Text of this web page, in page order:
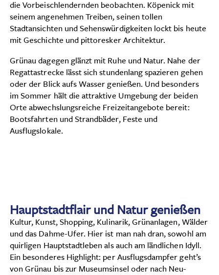
die Vorbeischlendernden beobachten. Köpenick mit
seinem angenehmen Treiben, seinen tollen
Stadtansichten und Sehenswürdigkeiten lockt bis heute
mit Geschichte und pittoresker Architektur.
Grünau dagegen glänzt mit Ruhe und Natur. Nahe der
Regattastrecke lässt sich stundenlang spazieren gehen
oder der Blick aufs Wasser genießen. Und besonders
im Sommer hält die attraktive Umgebung der beiden
Orte abwechslungsreiche Freizeitangebote bereit:
Bootsfahrten und Strandbäder, Feste und
Ausflugslokale.
Hauptstadtflair und Natur genießen
Kultur, Kunst, Shopping, Kulinarik, Grünanlagen, Wälder
und das Dahme-Ufer. Hier ist man nah dran, sowohl am
quirligen Hauptstadtleben als auch am ländlichen Idyll.
Ein besonderes Highlight: per Ausflugsdampfer geht’s
von Grünau bis zur Museumsinsel oder nach Neu-